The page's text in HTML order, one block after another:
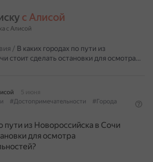
с Алисой
с Алисой
/ В каких городах по пути из
стоит сделать остановки для осмотра…
5 июня
#Достопримечательности
#Города
пути из Новороссийска в Сочи
для осмотра